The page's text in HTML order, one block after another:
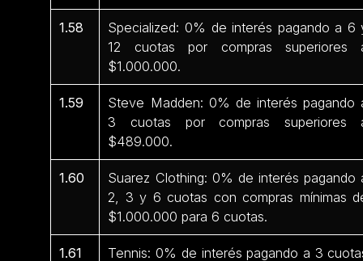
1.58
Specialized: 0% de interés pagando a 6
12 cuotas por compras superiores
$1.000.000.
1.59
Steve Madden: 0% de interés pagando
3 cuotas por compras superiores
$489.000.
1.60
Suarez Clothing: 0% de interés pagando
2, 3 y 6 cuotas con compras mínimas
$1.000.000 para 6 cuotas.
1.61 Tennis: 0% de interés pagando a 3